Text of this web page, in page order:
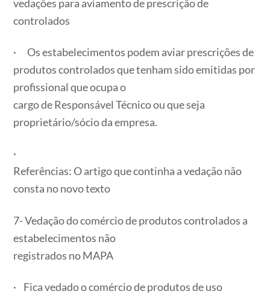
vedações para aviamento de prescrição de
controlados
· Os estabelecimentos podem aviar prescrições de
produtos controlados que tenham sido emitidas por
profissional que ocupa o
cargo de Responsável Técnico ou que seja
proprietário/sócio da empresa.
·
Referências: O artigo que continha a vedação não
consta no novo texto
7- Vedação do comércio de produtos controlados a
estabelecimentos não
registrados no MAPA
· Fica vedado o comércio de produtos de uso